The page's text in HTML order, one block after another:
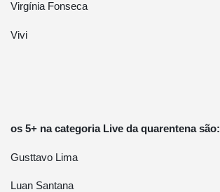
Virgínia Fonseca
Vivi
os 5+ na categoria Live da quarentena são:
Gusttavo Lima
Luan Santana